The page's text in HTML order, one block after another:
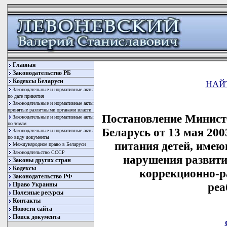
Главная
Законодательство РБ
Кодексы Беларуси
Законодательные и нормативные акты
по дате принятия
Законодательные и нормативные акты
принятые различными органами власти
Законодательные и нормативные акты
по темам
Законодательные и нормативные акты
по виду документы
Международное право в Беларуси
Законодательство СССР
Законы других стран
Кодексы
Законодательство РФ
Право Украины
Полезные ресурсы
Контакты
Новости сайта
Поиск документа
Постановление
Беларусь от 13 мая
питания детей,
нарушения
коррекционно-